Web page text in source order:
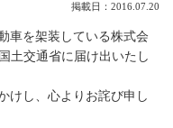
掲載日：2016.07.20
車を架装している株式会
土交通省に届け出いたし
けし、心よりお詫び申し